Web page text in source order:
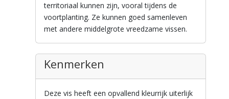
territoriaal kunnen zijn, vooral tijdens de
voortplanting. Ze kunnen goed samenleven
met andere middelgrote vreedzame vissen.
Kenmerken
Deze vis heeft een opvallend kleurrijk uiterlijk